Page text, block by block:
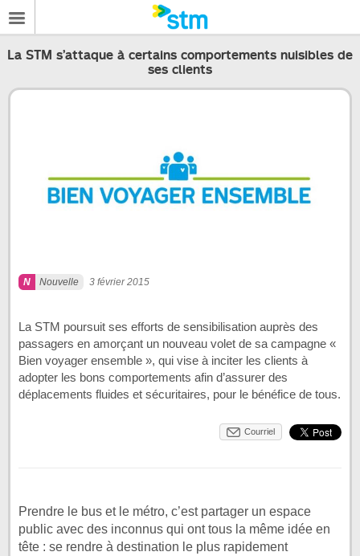
La STM s’attaque à certains comportements nuisibles de
ses clients
Nouvelle 3 février 2015
La STM poursuit ses efforts de sensibilisation auprès des
passagers en amorçant un nouveau volet de sa campagne «
Bien voyager ensemble », qui vise à inciter les clients à
adopter les bons comportements afin d’assurer des
déplacements fluides et sécuritaires, pour le bénéfice de tous.
Courriel
Prendre le bus et le métro, c’est partager un espace
public avec des inconnus qui ont tous la même idée en
tête : se rendre à destination le plus rapidement